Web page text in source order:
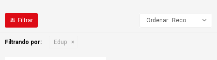
Recomendados
Filtrando por: Edup